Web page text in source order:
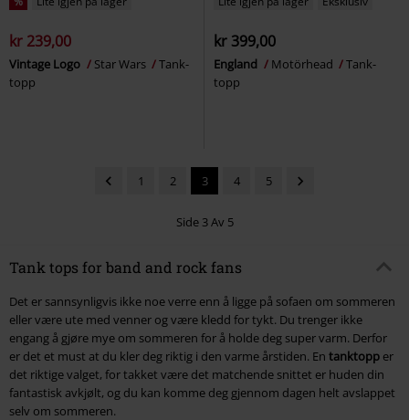
kr 239,00
Vintage Logo Star Wars
Tank-
topp
kr 399,00
England Motörhead
Tank-
topp
1 2 3 4 5
Side 3 Av 5
Tank tops for band and rock fans
Det er sannsynligvis ikke noe verre enn å ligge på sofaen om sommeren
eller være ute med venner og være kledd for tykt. Du trenger ikke
engang å gjøre mye om sommeren for å holde deg super varm. Derfor
er det et must at du kler deg riktig i den varme årstiden. En tanktopp er
det riktige valget, for takket være det matchende snittet er huden din
fantastisk avkjølt, og du kan komme deg gjennom dagen helt avslappet
selv om sommeren.